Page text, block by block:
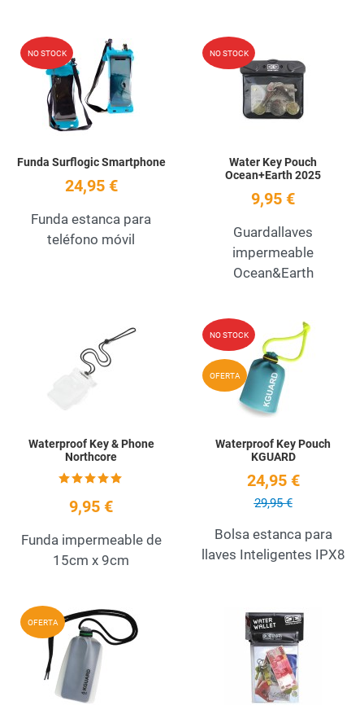
NO STOCK Add to Wishlist
Funda Surflogic Smartphone
24,95 €
Funda estanca para
teléfono móvil
NO STOCK
Water Key Pouch
Ocean+Earth 2025
9,95 €
Guardallaves
impermeable
Ocean&Earth
Add to Wishlist
Quick View
Waterproof Key & Phone
Northcore
9,95 €
Funda impermeable de
15cm x 9cm
NO STOCK
OFERTA
Waterproof Key Pouch
KGUARD
24,95 €
29,95 €
Bolsa estanca para
llaves Inteligentes IPX8
OFERTA Add to Wishlist